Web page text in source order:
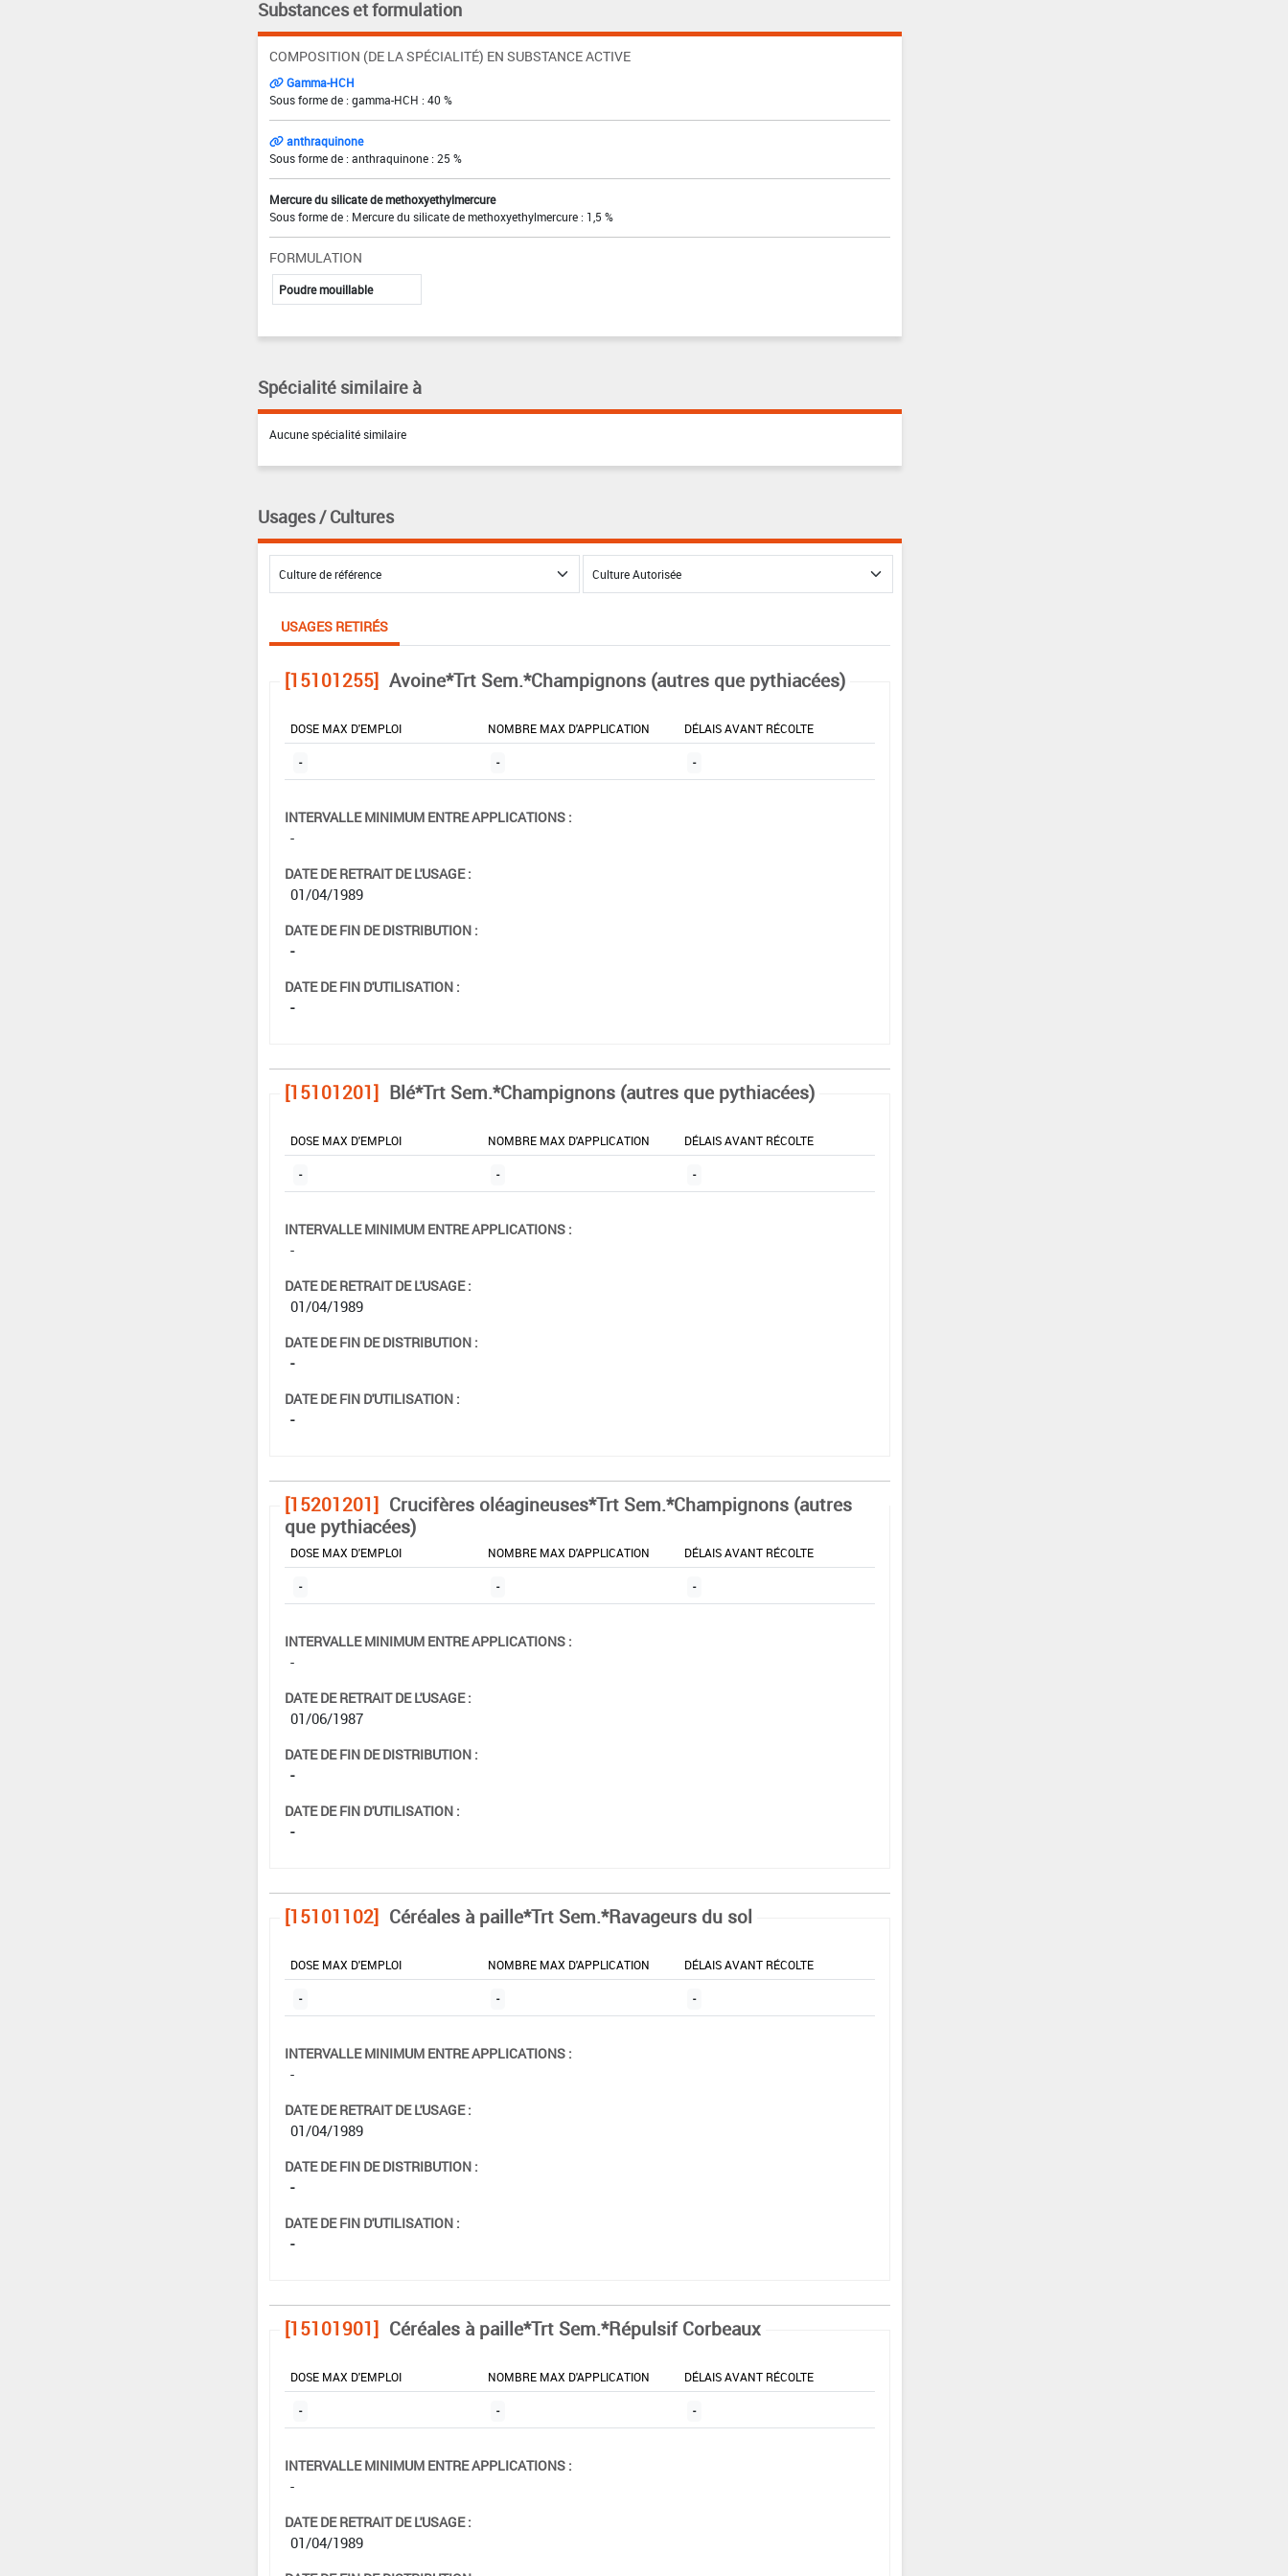
Substances et formulation
COMPOSITION (DE LA SPÉCIALITÉ) EN SUBSTANCE ACTIVE
Gamma-HCH
Sous forme de : gamma-HCH : 40 %
anthraquinone
Sous forme de : anthraquinone : 25 %
Mercure du silicate de methoxyethylmercure
Sous forme de : Mercure du silicate de methoxyethylmercure : 1,5 %
FORMULATION
Poudre mouillable
Spécialité similaire à
Aucune spécialité similaire
Usages / Cultures
USAGES RETIRÉS
[15101255] Avoine*Trt Sem.*Champignons (autres que pythiacées)
DOSE MAX D'EMPLOI NOMBRE MAX D'APPLICATION DÉLAIS AVANT RÉCOLTE
- - -
INTERVALLE MINIMUM ENTRE APPLICATIONS :
-
DATE DE RETRAIT DE L'USAGE :
01/04/1989
DATE DE FIN DE DISTRIBUTION :
-
DATE DE FIN D'UTILISATION :
-
[15101201] Blé*Trt Sem.*Champignons (autres que pythiacées)
DOSE MAX D'EMPLOI NOMBRE MAX D'APPLICATION DÉLAIS AVANT RÉCOLTE
- - -
INTERVALLE MINIMUM ENTRE APPLICATIONS :
-
DATE DE RETRAIT DE L'USAGE :
01/04/1989
DATE DE FIN DE DISTRIBUTION :
-
DATE DE FIN D'UTILISATION :
-
[15201201] Crucifères oléagineuses*Trt Sem.*Champignons (autres
que pythiacées)
DOSE MAX D'EMPLOI NOMBRE MAX D'APPLICATION DÉLAIS AVANT RÉCOLTE
- - -
INTERVALLE MINIMUM ENTRE APPLICATIONS :
-
DATE DE RETRAIT DE L'USAGE :
01/06/1987
DATE DE FIN DE DISTRIBUTION :
-
DATE DE FIN D'UTILISATION :
-
[15101102] Céréales à paille*Trt Sem.*Ravageurs du sol
DOSE MAX D'EMPLOI NOMBRE MAX D'APPLICATION DÉLAIS AVANT RÉCOLTE
- - -
INTERVALLE MINIMUM ENTRE APPLICATIONS :
-
DATE DE RETRAIT DE L'USAGE :
01/04/1989
DATE DE FIN DE DISTRIBUTION :
-
DATE DE FIN D'UTILISATION :
-
[15101901] Céréales à paille*Trt Sem.*Répulsif Corbeaux
DOSE MAX D'EMPLOI NOMBRE MAX D'APPLICATION DÉLAIS AVANT RÉCOLTE
- - -
INTERVALLE MINIMUM ENTRE APPLICATIONS :
-
DATE DE RETRAIT DE L'USAGE :
01/04/1989